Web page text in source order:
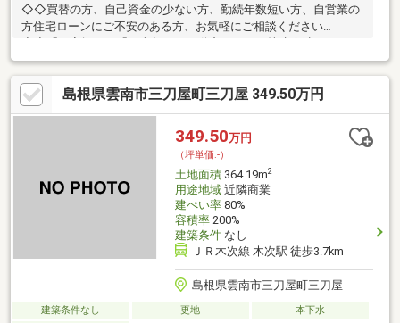
◇◇買替の方、自己資金の少ない方、勤続年数短い方、自営業の
方住宅ローンにご不安のある方、お気軽にご相談ください
せ下さい！TEL:0852-67-1790Mail:info@f-systm.co.jp
島根県雲南市三刀屋町三刀屋 349.50万円
349.50万円
（坪単価:-）
土地面積364.19m2
用途地域近隣商業
建ぺい率80%
容積率200%
建築条件なし
ＪＲ木次線 木次駅 徒歩3.7km
島根県雲南市三刀屋町三刀屋
建築条件なし 更地
本下水